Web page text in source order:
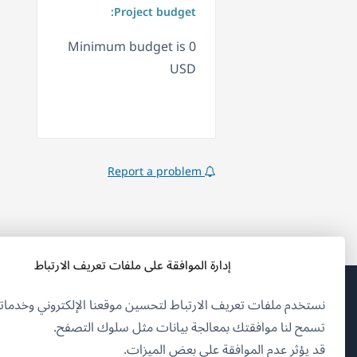
إدارة الموافقة على ملفات تعريف الارتباط
نستخدم ملفات تعريف الارتباط لتحسين موقعنا الإلكتروني
تسمح لنا موافقتك بمعالجة بيانات مثل سلوك التصفح.
قد يؤثر عدم الموافقة على بعض الميزات.
Project budget:
Minimum budget is 0
USD
Report a problem
© 2026
OnTheGoSystems Limited